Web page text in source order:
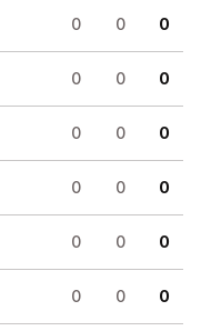
0 0 0
0 0 0
0 0 0
0 0 0
0 0 0
0 0 0